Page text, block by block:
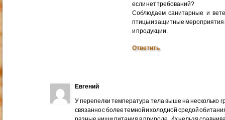
если нет требований?
Соблюдаем санитарные и
птицы и защитные мероприятия
и продукции.
Ответить
Евгений
У перепелки температура тела выше на несколько
связанно с более темной и холодной средой